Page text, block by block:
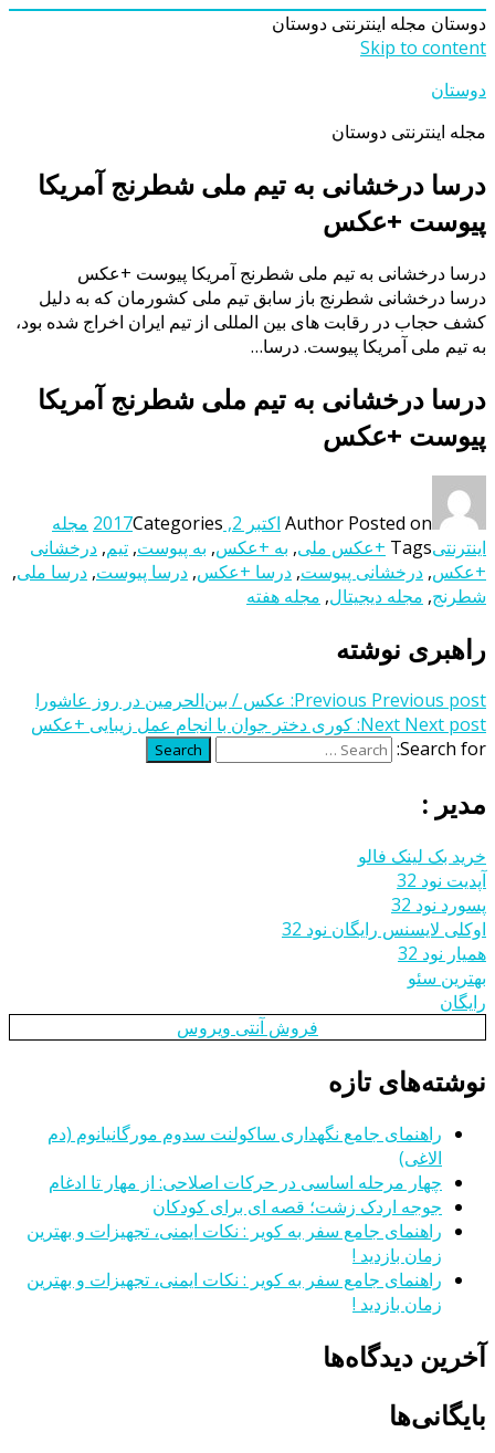
دوستان مجله اینترنتی دوستان
Skip to content
دوستان
مجله اینترنتی دوستان
درسا درخشانی به تیم ملی شطرنج آمریکا
پیوست +عکس
درسا درخشانی به تیم ملی شطرنج آمریکا پیوست +عکس
درسا درخشانی شطرنج باز سابق تیم ملی کشورمان که به دلیل
کشف حجاب در رقابت‌ های بین‌ المللی از تیم ایران اخراج شده بود،
به تیم ملی آمریکا پیوست. درسا…
درسا درخشانی به تیم ملی شطرنج آمریکا
پیوست +عکس
Author Posted on اکتبر 2, 2017 Categories
مجله
اینترنتیTags +عکس ملی, به +عکس, به پیوست, تیم, درخشانی
+عکس, درخشانی پیوست, درسا +عکس, درسا پیوست, درسا ملی,
شطرنج, مجله دیجیتال, مجله هفته
راهبری نوشته
Previous Previous post:
عکس / بین‌الحرمین در روز عاشورا
Next Next post:
کوری دختر جوان با انجام عمل زیبایی +عکس
Search for:
Search
مدیر :
خرید بک لینک فالو
آپدیت نود 32
پسورد نود 32
اوکلی لایسنس رایگان نود 32
همیار نود 32
بهترین سئو
رایگان
فروش آنتی ویروس
نوشته‌های تازه
راهنمای جامع نگهداری ساکولنت سدوم مورگانیانوم (دم
الاغی)
چهار مرحله اساسی در حرکات اصلاحی: از مهار تا ادغام
جوجه اردک زشت؛ قصه ای برای کودکان
راهنمای جامع سفر به کویر : نکات ایمنی، تجهیزات و بهترین
زمان بازدید !
راهنمای جامع سفر به کویر : نکات ایمنی، تجهیزات و بهترین
زمان بازدید !
آخرین دیدگاه‌ها
بایگانی‌ها